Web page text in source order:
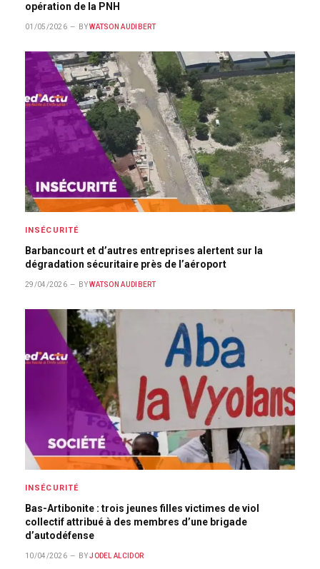
opération de la PNH
01/05/2026 BY WATSON AUDIBERT
INSÉCURITÉ
Barbancourt et d’autres entreprises alertent sur la
dégradation sécuritaire près de l’aéroport
29/04/2026 BY WATSON AUDIBERT
INSÉCURITÉ
Bas-Artibonite : trois jeunes filles victimes de viol
collectif attribué à des membres d’une brigade
d’autodéfense
10/04/2026 BY JODEL ALCIDOR